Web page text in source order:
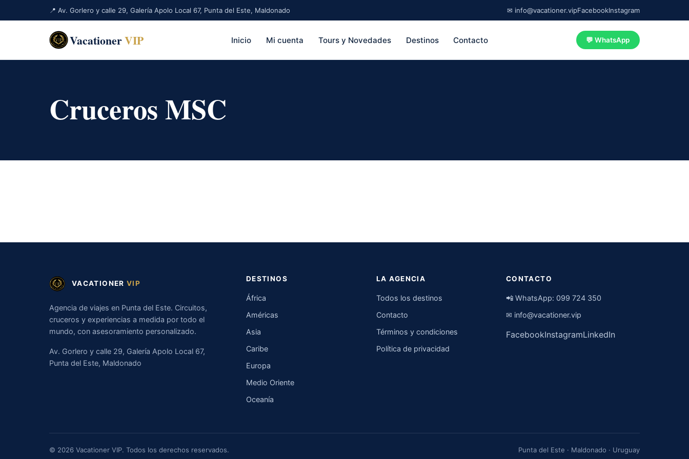
📍 Av. Gorlero y calle 29, Galería Apolo Local 67, Punta del Este, Maldonado ✉ info@vacationer.vipFacebookInstagram
VacationerVIP Inicio Mi cuenta Tours y Novedades Destinos Contacto 💬 WhatsApp
Cruceros MSC
VACATIONER VIP
Agencia de viajes en Punta del Este. Circuitos,
cruceros y experiencias a medida por todo el
mundo, con asesoramiento personalizado.
Av. Gorlero y calle 29, Galería Apolo Local 67,
Punta del Este, Maldonado
DESTINOS
África
Américas
Asia
Caribe
Europa
Medio Oriente
Oceanía
LA AGENCIA
Todos los destinos
Contacto
Términos y condiciones
Política de privacidad
CONTACTO
📲 WhatsApp: 099 724 350
✉ info@vacationer.vip
FacebookInstagramLinkedIn
© 2026 Vacationer VIP. Todos los derechos reservados. Punta del Este · Maldonado · Uruguay